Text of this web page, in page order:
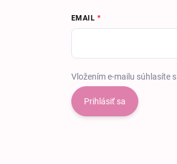
EMAIL
Vložením e-mailu súhlasíte s
Prihlásiť sa